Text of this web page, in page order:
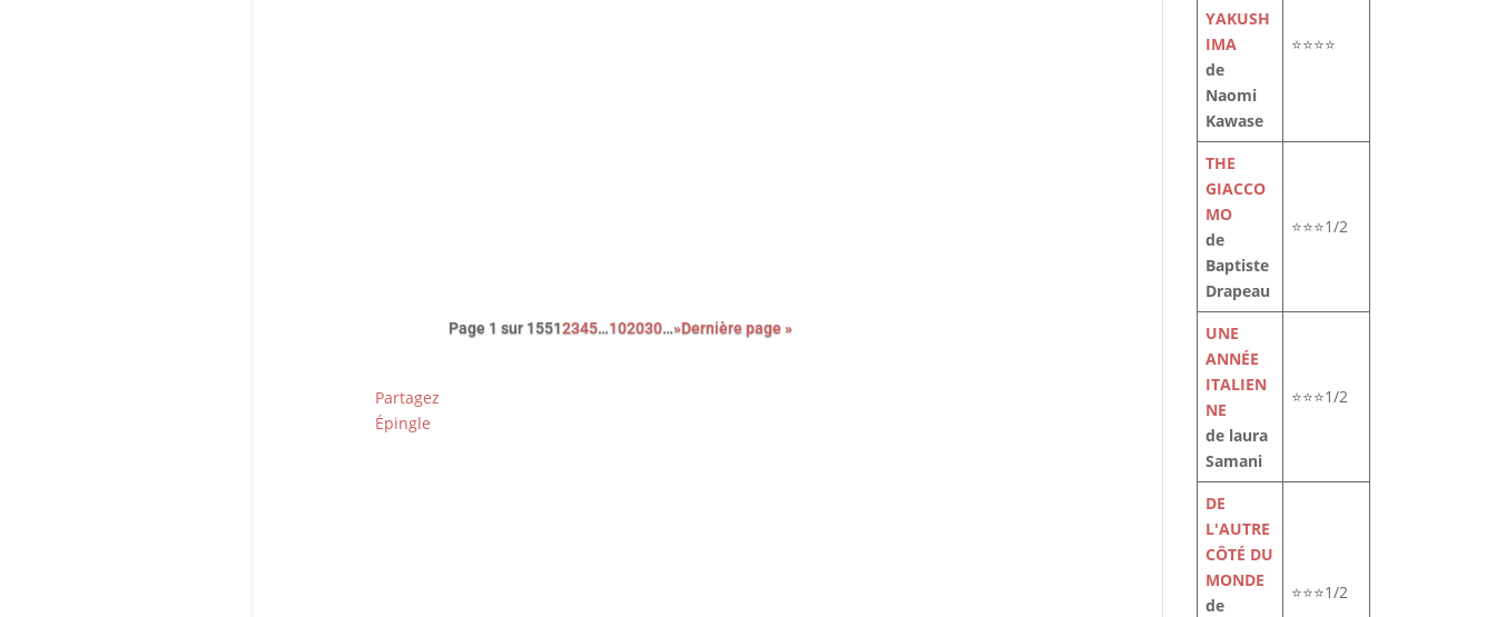
Page 1 sur 15512345…102030…»Dernière page »
Partagez
Épingle
YAKUSH
IMA
de
Naomi
Kawase
⭐⭐⭐⭐
THE
GIACCO
MO
de
Baptiste
Drapeau
⭐⭐⭐1/2
UNE
ANNÉE
ITALIEN
NE
de laura
Samani
⭐⭐⭐1/2
DE
L'AUTRE
CÔTÉ DU
MONDE
de
⭐⭐⭐1/2